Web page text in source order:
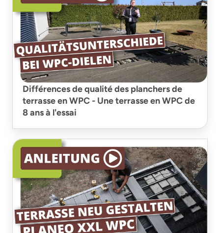
Différences de qualité des planchers de
terrasse en WPC - Une terrasse en WPC de
8 ans à l'essai